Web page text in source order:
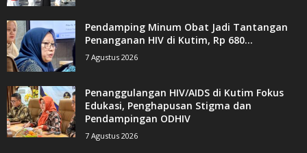
Pendamping Minum Obat Jadi Tantangan
Penanganan HIV di Kutim, Rp 680...
7 Agustus 2026
Penanggulangan HIV/AIDS di Kutim Fokus
Edukasi, Penghapusan Stigma dan
Pendampingan ODHIV
7 Agustus 2026